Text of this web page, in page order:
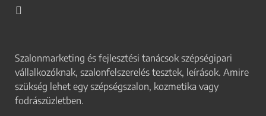
Szalonmarketing és fejlesztési tanácsok szépségipari
vállalkozóknak, szalonfelszerelés tesztek, leírások. Amire
szükség lehet egy szépségszalon, kozmetika vagy
fodrászüzletben.